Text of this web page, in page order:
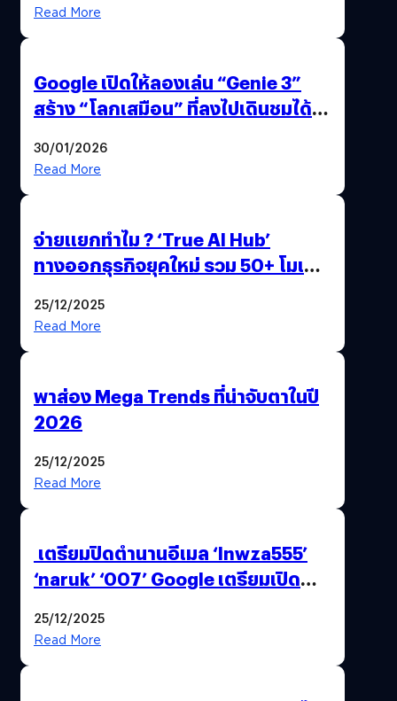
Read More
Google เปิดให้ลองเล่น “Genie 3”
สร้าง “โลกเสมือน” ที่ลงไปเดินชมได้
30/01/2026
Read More
จ่ายแยกทำไม ? ‘True AI Hub’
ทางออกธุรกิจยุคใหม่ รวม 50+ โมเดล
25/12/2025
Read More
พาส่อง Mega Trends ที่น่าจับตาในปี
2026
25/12/2025
Read More
เตรียมปิดตำนานอีเมล ‘lnwza555’
‘naruk’ ‘007’ Google เตรียมเปิด
25/12/2025
Read More